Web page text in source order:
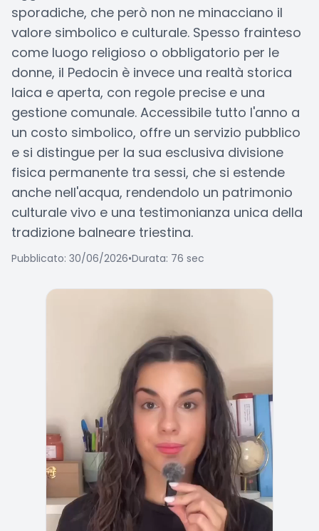
sporadiche, che però non ne minacciano il
valore simbolico e culturale. Spesso frainteso
come luogo religioso o obbligatorio per le
donne, il Pedocin è invece una realtà storica
laica e aperta, con regole precise e una
gestione comunale. Accessibile tutto l'anno a
un costo simbolico, offre un servizio pubblico
e si distingue per la sua esclusiva divisione
fisica permanente tra sessi, che si estende
anche nell'acqua, rendendolo un patrimonio
culturale vivo e una testimonianza unica della
tradizione balneare triestina.
Pubblicato: 30/06/2026•Durata: 76 sec